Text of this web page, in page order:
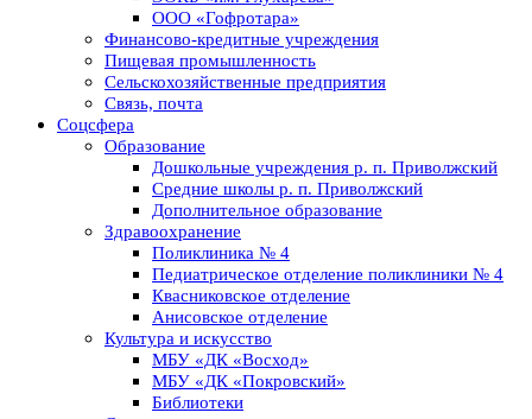
ООО «Гофротара»
Финансово-кредитные учреждения
Пищевая промышленность
Сельскохозяйственные предприятия
Связь, почта
Соцсфера
Образование
Дошкольные учреждения р. п. Приволжский
Средние школы р. п. Приволжский
Дополнительное образование
Здравоохранение
Поликлиника № 4
Педиатрическое отделение поликлиники № 4
Квасниковское отделение
Анисовское отделение
Культура и искусство
МБУ «ДК «Восход»
МБУ «ДК «Покровский»
Библиотеки